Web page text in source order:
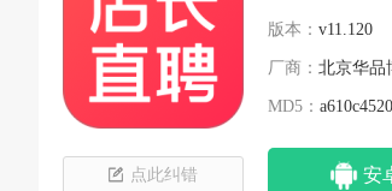
点此纠错
版本： v11.120
厂商： 北京华品
MD5：
安